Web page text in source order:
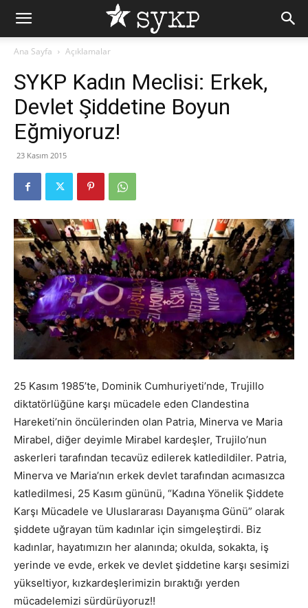
Ana Sayfa Açıklamalar
SYKP Kadın Meclisi: Erkek,
Devlet Şiddetine Boyun
Eğmiyoruz!
23 Kasım 2015
25 Kasım 1985’te, Dominik Cumhuriyeti’nde, Trujillo
diktatörlüğüne karşı mücadele eden Clandestina
Hareketi’nin öncülerinden olan Patria, Minerva ve Maria
Mirabel, diğer deyimle Mirabel kardeşler, Trujilo’nun
askerleri tarafından tecavüz edilerek katledildiler. Patria,
Minerva ve Maria’nın erkek devlet tarafından acımasızca
katledilmesi, 25 Kasım gününü, “Kadına Yönelik Şiddete
Karşı Mücadele ve Uluslararası Dayanışma Günü” olarak
şiddete uğrayan tüm kadınlar için simgeleştirdi. Biz
kadınlar, hayatımızın her alanında; okulda, sokakta, iş
yerinde ve evde, erkek ve devlet şiddetine karşı sesimizi
yükseltiyor, kızkardeşlerimizin bıraktığı yerden
mücadelemizi sürdürüyoruz!!